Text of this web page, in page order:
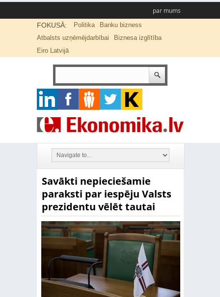
par mums
FOKUSĀ: Politika
Banku bizness
Atbalsts uzņēmējdarbībai
Biznesa izglītība
Eiro Latvijā
Savākti nepieciešamie
paraksti par iespēju Valsts
prezidentu vēlēt tautai